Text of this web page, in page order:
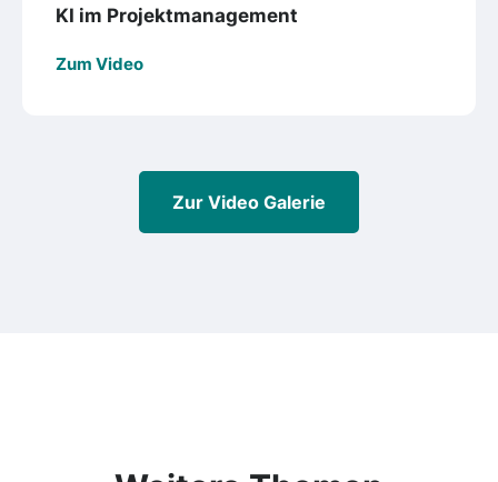
KI im Projektmanagement
Zum Video
Zur Video Galerie